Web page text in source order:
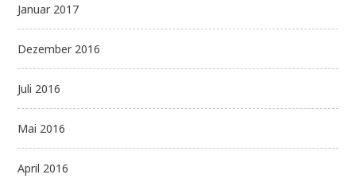
Januar 2017
Dezember 2016
Juli 2016
Mai 2016
April 2016